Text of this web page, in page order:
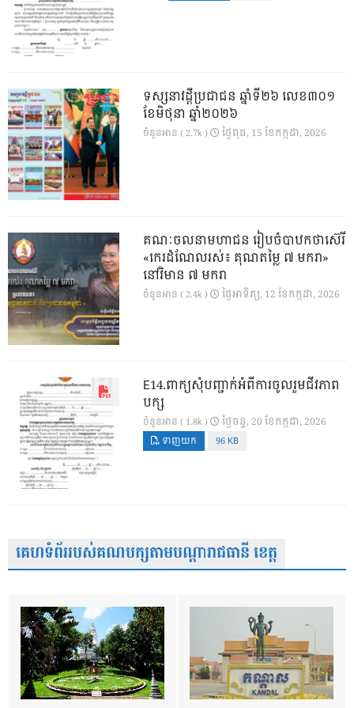
ទស្សនាវដ្ដីប្រជាជន ឆ្នាំទី២៦ លេខ៣០១
ខែមិថុនា ឆ្នាំ២០២៦
ចំនួនអាន ( 2.7k ) ថ្ងៃ​ពុធ, 15 ខែ​កក្កដា, 2026
គណៈចលនាមហាជន រៀបចំបាឋកថាស៊េរី
«កេរដំណែលរស់៖ គុណតម្លៃ ៧ មករា»
នៅវិមាន ៧ មករា
ចំនួនអាន ( 2.4k ) ថ្ងៃ​អាទិត្យ, 12 ខែ​កក្កដា, 2026
E14.ពាក្យសុំបញ្ជាក់អំពីការចូលរួមជីវភាព
បក្ស
ចំនួនអាន ( 1.8k ) ថ្ងៃ​ចន្ទ, 20 ខែ​កក្កដា, 2026
ទាញយក 96 KB
គេហទំព័ររបស់គណបក្សតាមបណ្តារាជធានី ខេត្ត